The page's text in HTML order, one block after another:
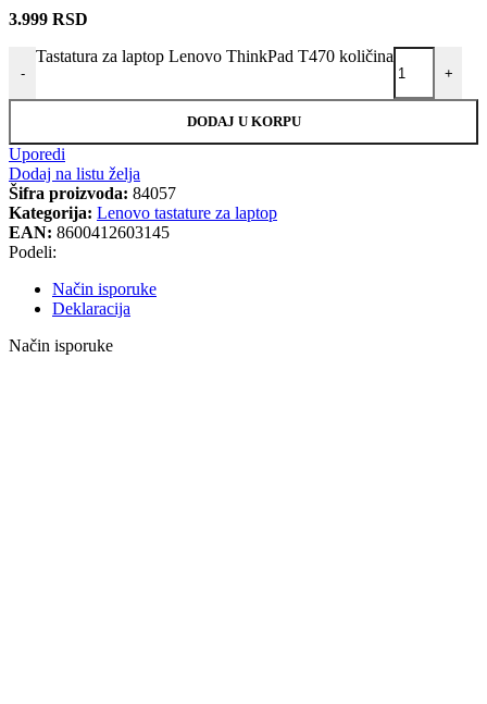
3.999 RSD
-
Tastatura za laptop Lenovo ThinkPad T470 količina
+
DODAJ U KORPU
Uporedi
Dodaj na listu želja
Šifra proizvoda: 84057
Kategorija: Lenovo tastature za laptop
EAN: 8600412603145
Podeli:
Način isporuke
Deklaracija
Način isporuke